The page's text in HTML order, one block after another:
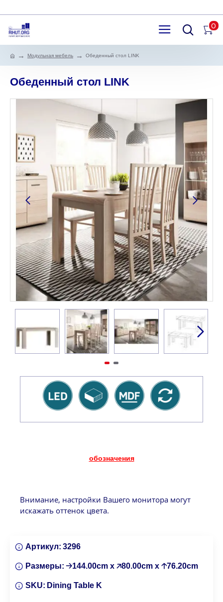
0
Модульная мебель Обеденный стол LINK
Обеденный стол LINK
обозначения
Внимание, настройки Вашего монитора могут
искажать оттенок цвета.
Артикул: 3296
Размеры: 🡢144.00cm x 🡥80.00cm x 🡡76.20cm
SKU: Dining Table K